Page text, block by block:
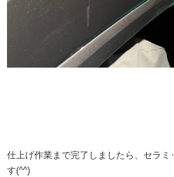
仕上げ作業まで完了しましたら、セラミ
す(^^)